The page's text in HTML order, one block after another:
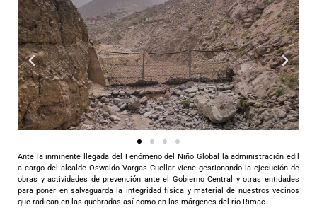
Ante la inminente llegada del Fenómeno del Niño Global la administración edil
a cargo del alcalde Oswaldo Vargas Cuellar viene gestionando la ejecución de
obras y actividades de prevención ante el Gobierno Central y otras entidades
para poner en salvaguarda la integridad física y material de nuestros vecinos
que radican en las quebradas así como en las márgenes del río Rimac.